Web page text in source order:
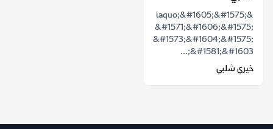
&laquo;&#1605;&#1575;
&#1571;&#1606;&#1575;
&#1573;&#1604;&#1575;
&#1581;&#1603;...
خيري شلبي